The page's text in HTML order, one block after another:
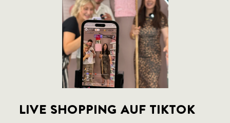
LIVE SHOPPING AUF TIKTOK